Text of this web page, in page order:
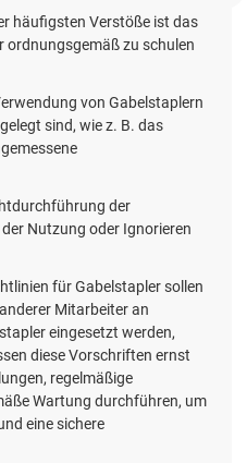
häufigsten Verstöße ist das
ordnungsgemäß zu schulen
von Gabelstaplern
sind, wie z. B. das
der
Nutzung oder Ignorieren
für Gabelstapler sollen
Mitarbeiter an
eingesetzt werden,
diese Vorschriften ernst
regelmäßige
Wartung durchführen, um
eine sichere